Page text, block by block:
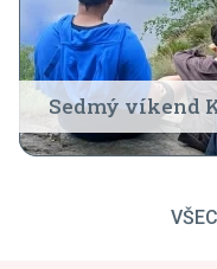
Sedmý víkend